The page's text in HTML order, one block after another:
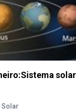
Solar